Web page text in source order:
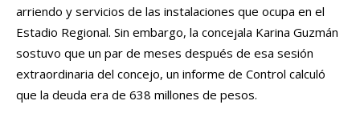
arriendo y servicios de las instalaciones que ocupa en el
Estadio Regional. Sin embargo, la concejala Karina Guzmán
sostuvo que un par de meses después de esa sesión
extraordinaria del concejo, un informe de Control calculó
que la deuda era de 638 millones de pesos.